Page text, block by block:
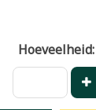
Hoeveelheid: